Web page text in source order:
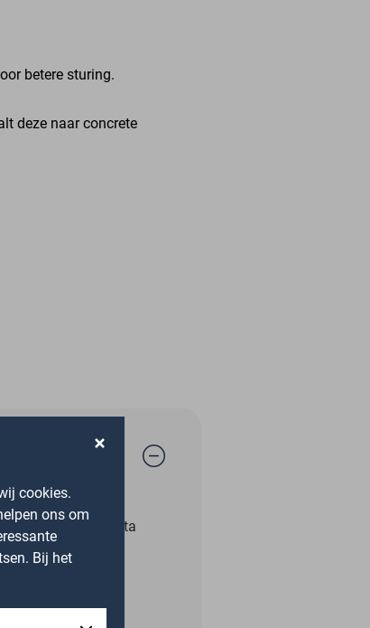
betere sturing.
deze naar concrete
hebben met
van Sylta
om
cookies.
ons om
Bij het